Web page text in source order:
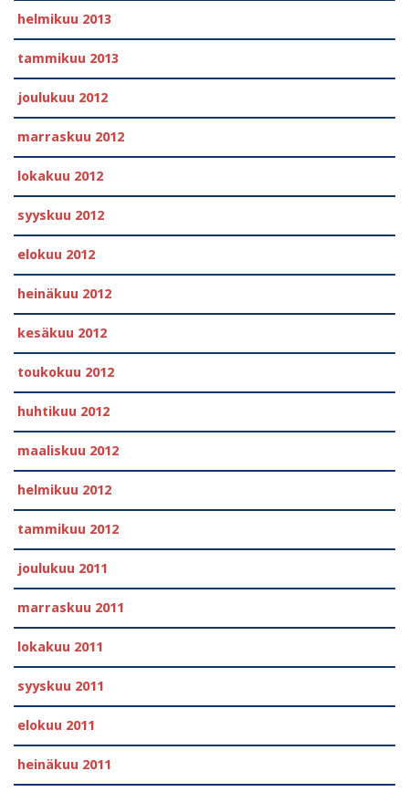
helmikuu 2013
tammikuu 2013
joulukuu 2012
marraskuu 2012
lokakuu 2012
syyskuu 2012
elokuu 2012
heinäkuu 2012
kesäkuu 2012
toukokuu 2012
huhtikuu 2012
maaliskuu 2012
helmikuu 2012
tammikuu 2012
joulukuu 2011
marraskuu 2011
lokakuu 2011
syyskuu 2011
elokuu 2011
heinäkuu 2011